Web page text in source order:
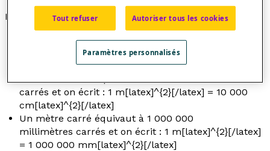
Propriétés
Un mètre carré équivaut à 100 décimètres carrés et
on écrit : 1 m[latex]^{2}[/latex] = 100 dm[latex]^{2}
Un mètre carré équivaut à 10 000 centimètres
carrés et on écrit : 1 m[latex]^{2}[/latex] = 10 000
cm[latex]^{2}[/latex]
Un mètre carré équivaut à 1 000 000
millimètres carrés et on écrit : 1 m[latex]^{2}[/latex]
= 1 000 000 mm[latex]^{2}[/latex]
Tout refuser Autoriser tous les cookies
Paramètres personnalisés